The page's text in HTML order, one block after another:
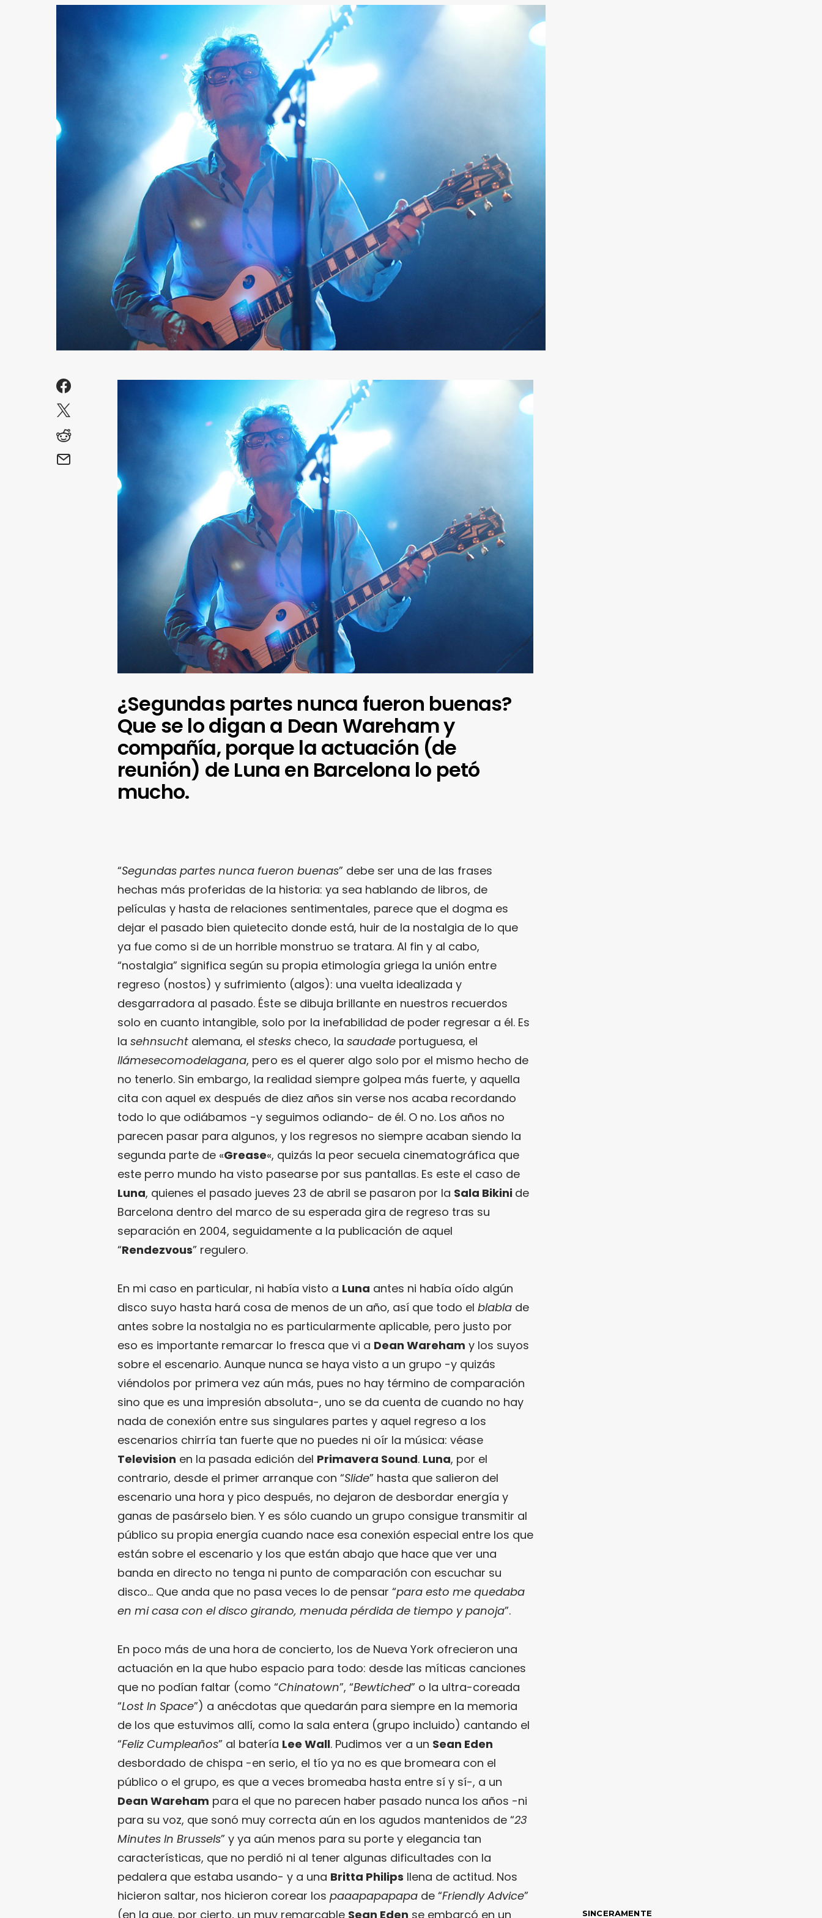
¿Segundas partes nunca fueron buenas?
Que se lo digan a Dean Wareham y
compañía, porque la actuación (de
reunión) de Luna en Barcelona lo petó
mucho.
“Segundas partes nunca fueron buenas” debe ser una de las frases
hechas más proferidas de la historia: ya sea hablando de libros, de
películas y hasta de relaciones sentimentales, parece que el dogma es
dejar el pasado bien quietecito donde está, huir de la nostalgia de lo que
ya fue como si de un horrible monstruo se tratara. Al fin y al cabo,
“nostalgia” significa según su propia etimología griega la unión entre
regreso (nostos) y sufrimiento (algos): una vuelta idealizada y
desgarradora al pasado. Éste se dibuja brillante en nuestros recuerdos
solo en cuanto intangible, solo por la inefabilidad de poder regresar a él. Es
la sehnsucht alemana, el stesks checo, la saudade portuguesa, el
llámesecomodelagana, pero es el querer algo solo por el mismo hecho de
no tenerlo. Sin embargo, la realidad siempre golpea más fuerte, y aquella
cita con aquel ex después de diez años sin verse nos acaba recordando
todo lo que odiábamos -y seguimos odiando- de él. O no. Los años no
parecen pasar para algunos, y los regresos no siempre acaban siendo la
segunda parte de «Grease«, quizás la peor secuela cinematográfica que
este perro mundo ha visto pasearse por sus pantallas. Es este el caso de
Luna, quienes el pasado jueves 23 de abril se pasaron por la Sala Bikini de
Barcelona dentro del marco de su esperada gira de regreso tras su
separación en 2004, seguidamente a la publicación de aquel
“Rendezvous” regulero.
En mi caso en particular, ni había visto a Luna antes ni había oído algún
disco suyo hasta hará cosa de menos de un año, así que todo el blabla de
antes sobre la nostalgia no es particularmente aplicable, pero justo por
eso es importante remarcar lo fresca que vi a Dean Wareham y los suyos
sobre el escenario. Aunque nunca se haya visto a un grupo -y quizás
viéndolos por primera vez aún más, pues no hay término de comparación
sino que es una impresión absoluta-, uno se da cuenta de cuando no hay
nada de conexión entre sus singulares partes y aquel regreso a los
escenarios chirría tan fuerte que no puedes ni oír la música: véase
Television en la pasada edición del Primavera Sound. Luna, por el
contrario, desde el primer arranque con “Slide” hasta que salieron del
escenario una hora y pico después, no dejaron de desbordar energía y
ganas de pasárselo bien. Y es sólo cuando un grupo consigue transmitir al
público su propia energía cuando nace esa conexión especial entre los que
están sobre el escenario y los que están abajo que hace que ver una
banda en directo no tenga ni punto de comparación con escuchar su
disco… Que anda que no pasa veces lo de pensar “para esto me quedaba
en mi casa con el disco girando, menuda pérdida de tiempo y panoja”.
En poco más de una hora de concierto, los de Nueva York ofrecieron una
actuación en la que hubo espacio para todo: desde las míticas canciones
que no podían faltar (como “Chinatown”, “Bewtiched” o la ultra-coreada
“Lost In Space”) a anécdotas que quedarán para siempre en la memoria
de los que estuvimos allí, como la sala entera (grupo incluido) cantando el
“Feliz Cumpleaños” al batería Lee Wall. Pudimos ver a un Sean Eden
desbordado de chispa -en serio, el tío ya no es que bromeara con el
público o el grupo, es que a veces bromeaba hasta entre sí y sí-, a un
Dean Wareham para el que no parecen haber pasado nunca los años -ni
para su voz, que sonó muy correcta aún en los agudos mantenidos de “23
Minutes In Brussels” y ya aún menos para su porte y elegancia tan
características, que no perdió ni al tener algunas dificultades con la
pedalera que estaba usando- y a una Britta Philips llena de actitud. Nos
hicieron saltar, nos hicieron corear los paaapapapapa de “Friendly Advice”
(en la que, por cierto, un muy remarcable Sean Eden se embarcó en un SINCERAMENTE
¿Te gusta fantasticmag.es?
Pues, ahora que esta web está
inactiva, puede interesarte que la
aventura continúa en
sinceramente.cc